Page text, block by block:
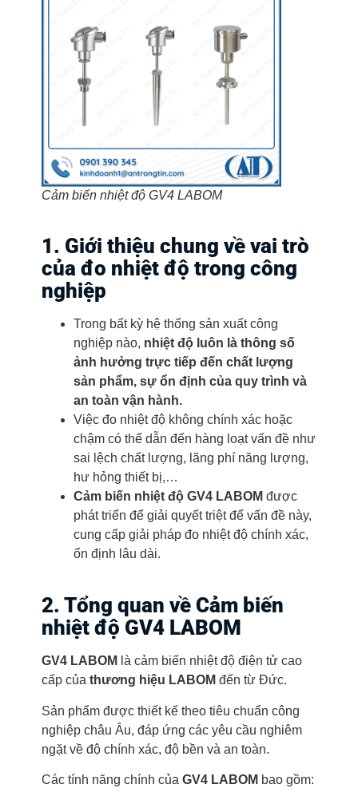
Cảm biến nhiệt độ GV4 LABOM
1. Giới thiệu chung về vai trò
của đo nhiệt độ trong công
nghiệp
Trong bất kỳ hệ thống sản xuất công
nghiệp nào, nhiệt độ luôn là thông số
ảnh hưởng trực tiếp đến chất lượng
sản phẩm, sự ổn định của quy trình và
an toàn vận hành.
Việc đo nhiệt độ không chính xác hoặc
chậm có thể dẫn đến hàng loạt vấn đề như
sai lệch chất lượng, lãng phí năng lượng,
hư hỏng thiết bị,…
Cảm biến nhiệt độ GV4 LABOM được
phát triển để giải quyết triệt để vấn đề này,
cung cấp giải pháp đo nhiệt độ chính xác,
ổn định lâu dài.
2. Tổng quan về Cảm biến
nhiệt độ GV4 LABOM
GV4 LABOM là cảm biến nhiệt độ điện tử cao
cấp của thương hiệu LABOM đến từ Đức.
Sản phẩm được thiết kế theo tiêu chuẩn công
nghiệp châu Âu, đáp ứng các yêu cầu nghiêm
ngặt về độ chính xác, độ bền và an toàn.
Các tính năng chính của GV4 LABOM bao gồm: